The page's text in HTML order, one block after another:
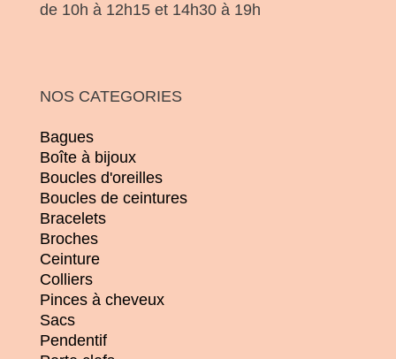
de 10h à 12h15 et 14h30 à 19h
NOS CATEGORIES
Bagues
Boîte à bijoux
Boucles d'oreilles
Boucles de ceintures
Bracelets
Broches
Ceinture
Colliers
Pinces à cheveux
Sacs
Pendentif